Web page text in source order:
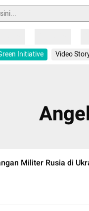
Initiative Video
Militer Rusia di